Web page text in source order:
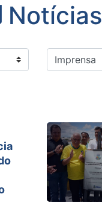
Notícias